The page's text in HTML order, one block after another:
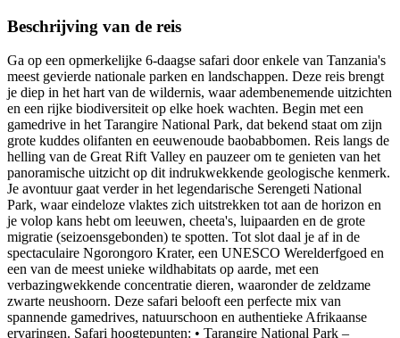
Beschrijving van de reis
Ga op een opmerkelijke 6-daagse safari door enkele van Tanzania's
meest gevierde nationale parken en landschappen. Deze reis brengt
je diep in het hart van de wildernis, waar adembenemende uitzichten
en een rijke biodiversiteit op elke hoek wachten. Begin met een
gamedrive in het Tarangire National Park, dat bekend staat om zijn
grote kuddes olifanten en eeuwenoude baobabbomen. Reis langs de
helling van de Great Rift Valley en pauzeer om te genieten van het
panoramische uitzicht op dit indrukwekkende geologische kenmerk.
Je avontuur gaat verder in het legendarische Serengeti National
Park, waar eindeloze vlaktes zich uitstrekken tot aan de horizon en
je volop kans hebt om leeuwen, cheeta's, luipaarden en de grote
migratie (seizoensgebonden) te spotten. Tot slot daal je af in de
spectaculaire Ngorongoro Krater, een UNESCO Werelderfgoed en
een van de meest unieke wildhabitats op aarde, met een
verbazingwekkende concentratie dieren, waaronder de zeldzame
zwarte neushoorn. Deze safari belooft een perfecte mix van
spannende gamedrives, natuurschoon en authentieke Afrikaanse
ervaringen. Safari hoogtepunten: • Tarangire National Park –